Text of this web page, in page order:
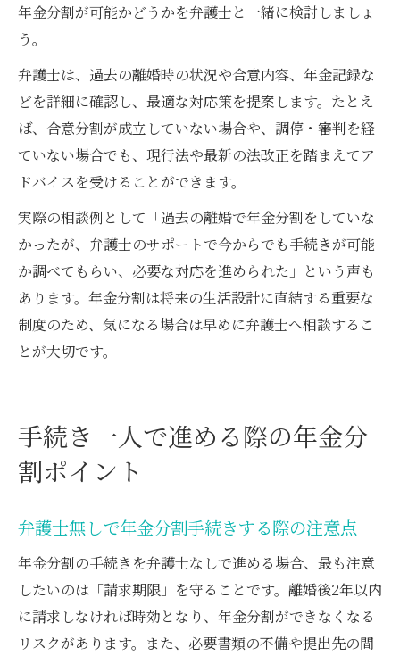
年金分割が可能かどうかを弁護士と一緒に検討しましょ
う。
弁護士は、過去の離婚時の状況や合意内容、年金記録な
どを詳細に確認し、最適な対応策を提案します。たとえ
ば、合意分割が成立していない場合や、調停・審判を経
ていない場合でも、現行法や最新の法改正を踏まえてア
ドバイスを受けることができます。
実際の相談例として「過去の離婚で年金分割をしていな
かったが、弁護士のサポートで今からでも手続きが可能
か調べてもらい、必要な対応を進められた」という声も
あります。年金分割は将来の生活設計に直結する重要な
制度のため、気になる場合は早めに弁護士へ相談するこ
とが大切です。
手続き一人で進める際の年金分
割ポイント
弁護士無しで年金分割手続きする際の注意点
年金分割の手続きを弁護士なしで進める場合、最も注意
したいのは「請求期限」を守ることです。離婚後2年以内
に請求しなければ時効となり、年金分割ができなくなる
リスクがあります。また、必要書類の不備や提出先の間